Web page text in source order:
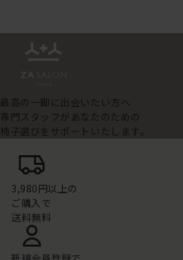
最高の一脚に出会いたい方へ
専門スタッフがあなたのための
椅子選びをサポートいたします。
3,980円以上の
ご購入で
送料無料